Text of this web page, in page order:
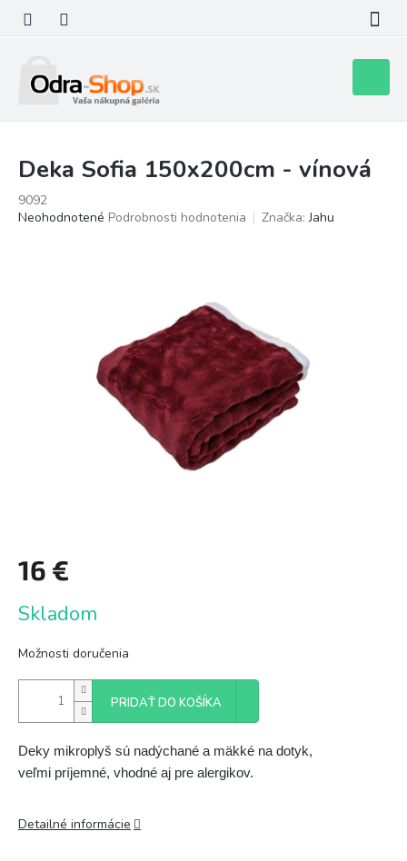
obsah
košík
Deka Sofia 150x200cm - vínová
9092
Priemerné
Neohodnotené Podrobnosti hodnotenia Značka:Jahu
16 €
cena:
Skladom
Možnosti doručenia
PRIDAŤ DO KOŠÍKA
Deky mikroplyš sú nadýchané a mäkké na dotyk,
veľmi príjemné, vhodné aj pre alergikov.
Detailné informácie